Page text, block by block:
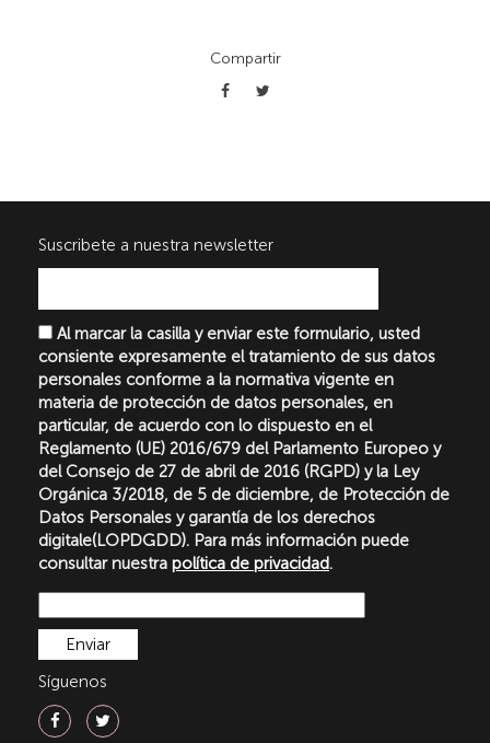
Compartir
Suscribete a nuestra newsletter
Al marcar la casilla y enviar este formulario, usted
consiente expresamente el tratamiento de sus datos
personales conforme a la normativa vigente en
materia de protección de datos personales, en
particular, de acuerdo con lo dispuesto en el
Reglamento (UE) 2016/679 del Parlamento Europeo y
del Consejo de 27 de abril de 2016 (RGPD) y la Ley
Orgánica 3/2018, de 5 de diciembre, de Protección de
Datos Personales y garantía de los derechos
digitale(LOPDGDD). Para más información puede
consultar nuestra política de privacidad.
Síguenos